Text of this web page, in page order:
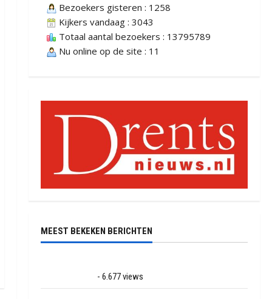
Bezoekers gisteren : 1258
Kijkers vandaag : 3043
Totaal aantal bezoekers : 13795789
Nu online op de site : 11
MEEST BEKEKEN BERICHTEN
- 6.677 views